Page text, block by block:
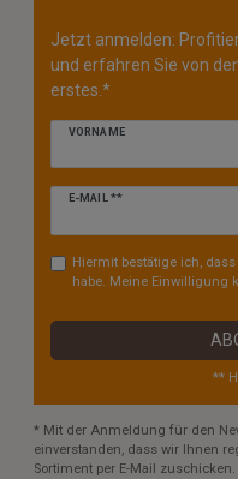
Jetzt anmelden:
und erfahren Sie von
erstes.*
VORNAME
E-MAIL **
Newsletter
Hiermit bestätige ich,
habe. Meine Einwilligung
**
* Mit der Anmeldung für den
einverstanden, dass wir Ihnen
Sortiment per E-Mail